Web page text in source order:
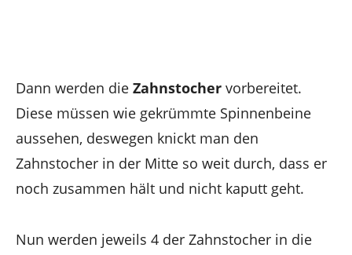
Dann werden die Zahnstocher vorbereitet.
Diese müssen wie gekrümmte Spinnenbeine
aussehen, deswegen knickt man den
Zahnstocher in der Mitte so weit durch, dass er
noch zusammen hält und nicht kaputt geht.
Nun werden jeweils 4 der Zahnstocher in die